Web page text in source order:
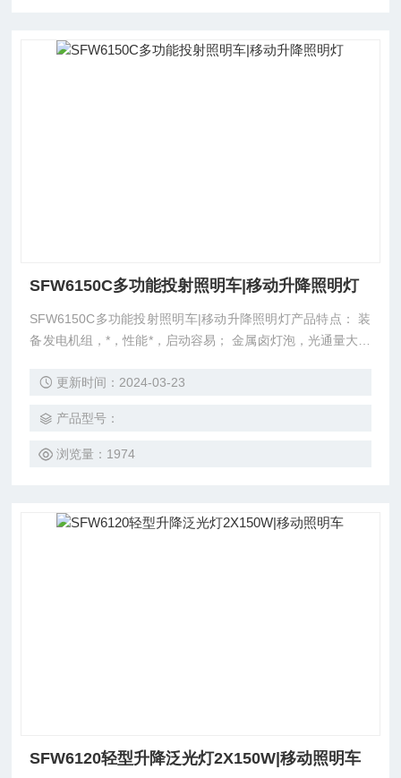
SFW6150C多功能投射照明车|移动升降照明灯
SFW6150C多功能投射照明车|移动升降照明灯产品特点： 装
备发电机组，*，性能*，启动容易； 金属卤灯泡，光通量大，
降机构，升降灵活，随时自动锁定； 配置SIEMENS/LG电气
更新时间：2024-03-23
产品型号：
浏览量：1974
SFW6120轻型升降泛光灯2X150W|移动照明车